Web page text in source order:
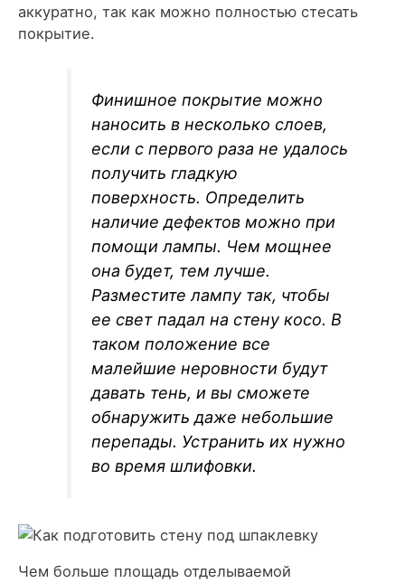
аккуратно, так как можно полностью стесать
покрытие.
Финишное покрытие можно
наносить в несколько слоев,
если с первого раза не удалось
получить гладкую
поверхность. Определить
наличие дефектов можно при
помощи лампы. Чем мощнее
она будет, тем лучше.
Разместите лампу так, чтобы
ее свет падал на стену косо. В
таком положение все
малейшие неровности будут
давать тень, и вы сможете
обнаружить даже небольшие
перепады. Устранить их нужно
во время шлифовки.
Чем больше площадь отделываемой